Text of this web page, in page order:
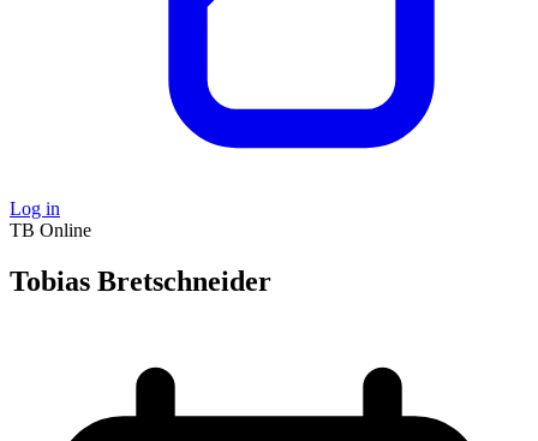
Log in
TB Online
Tobias Bretschneider